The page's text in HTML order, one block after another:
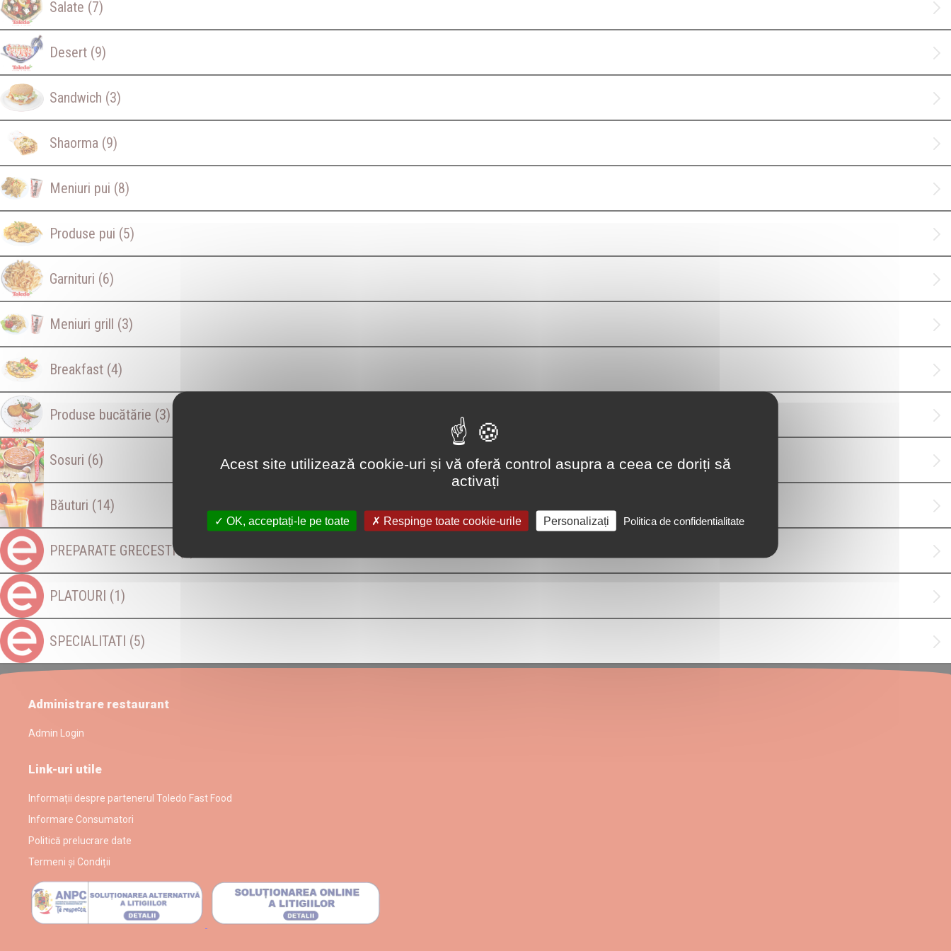
Salate (7)
Desert (9)
Sandwich (3)
Shaorma (9)
Meniuri pui (8)
Produse pui (5)
Garnituri (6)
Meniuri grill (3)
Breakfast (4)
Produse bucătărie (3)
Sosuri (6)
Băuturi (14)
PREPARATE GRECESTI
PLATOURI (1)
SPECIALITATI (5)
Administrare restaurant
Admin Login
Link-uri utile
Informații despre partenerul Toledo Fast Food
Informare Consumatori
Politică prelucrare date
Termeni și Condiții
Acest site utilizează cookie-uri și vă oferă control asupra a ceea ce doriți să
activați
OK, acceptați-le pe toate Respinge toate cookie-urile Personalizați Politica de confidentialitate